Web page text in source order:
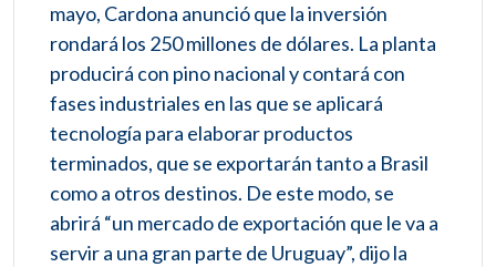
mayo, Cardona anunció que la inversión
rondará los 250 millones de dólares. La planta
producirá con pino nacional y contará con
fases industriales en las que se aplicará
tecnología para elaborar productos
terminados, que se exportarán tanto a Brasil
como a otros destinos. De este modo, se
abrirá “un mercado de exportación que le va a
servir a una gran parte de Uruguay”, dijo la